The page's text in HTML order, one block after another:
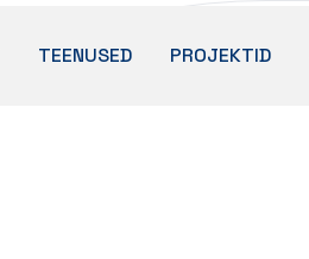
TEENUSED PROJEKTID